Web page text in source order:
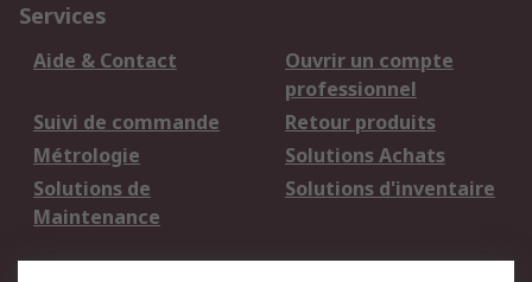
Services
Aide & Contact
Ouvrir un compte
professionnel
Suivi de commande
Retour produits
Métrologie
Solutions Achats
Solutions de
Maintenance
Solutions d'inventaire